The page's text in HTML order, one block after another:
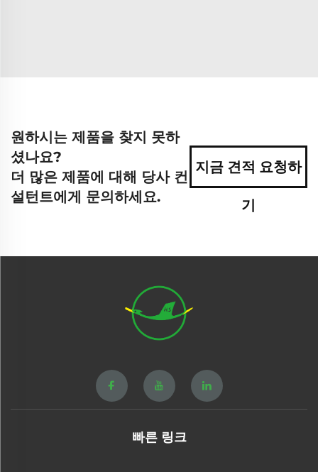
원하시는 제품을 찾지 못하
셨나요?
더 많은 제품에 대해 당사 컨
설턴트에게 문의하세요.
지금 견적 요청하
기
빠른 링크